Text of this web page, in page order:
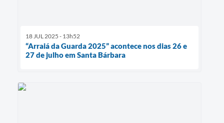
18 JUL 2025 - 13h52
“Arraiá da Guarda 2025” acontece nos dias 26 e
27 de julho em Santa Bárbara